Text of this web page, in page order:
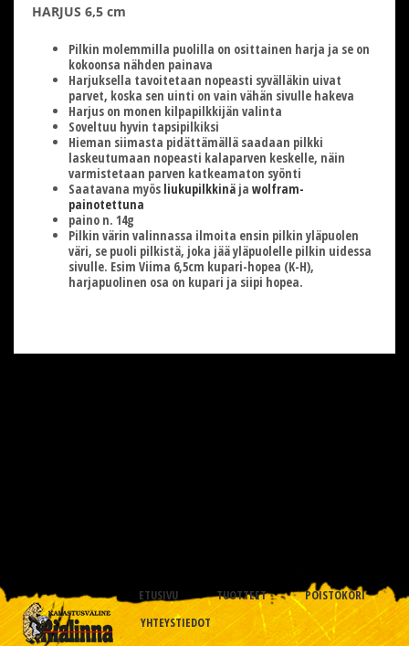
HARJUS 6,5 cm
Pilkin molemmilla puolilla on osittainen harja ja se on
kokoonsa nähden painava
Harjuksella tavoitetaan nopeasti syvälläkin uivat
parvet, koska sen uinti on vain vähän sivulle hakeva
Harjus on monen kilpapilkkijän valinta
Soveltuu hyvin tapsipilkiksi
Hieman siimasta pidättämällä saadaan pilkki
laskeutumaan nopeasti kalaparven keskelle, näin
varmistetaan parven katkeamaton syönti
Saatavana myös liukupilkkinä ja wolfram-
painotettuna
paino n. 14g
Pilkin värin valinnassa ilmoita ensin pilkin yläpuolen
väri, se puoli pilkistä, joka jää yläpuolelle pilkin uidessa
sivulle. Esim Viima 6,5cm kupari-hopea (K-H),
harjapuolinen osa on kupari ja siipi hopea.
ETUSIVU TUOTTEET
POISTOKORI
YHTEYSTIEDOT